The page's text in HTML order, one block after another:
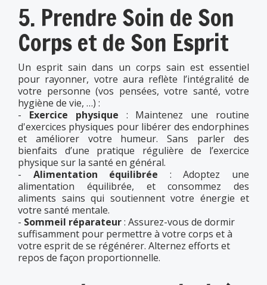
5. Prendre Soin de Son
Corps et de Son Esprit
Un esprit sain dans un corps sain est essentiel
pour rayonner, votre aura reflète l’intégralité de
votre personne (vos pensées, votre santé, votre
hygiène de vie, …) :
- Exercice physique : Maintenez une routine
d'exercices physiques pour libérer des endorphines
et améliorer votre humeur. Sans parler des
bienfaits d’une pratique régulière de l’exercice
physique sur la santé en général.
- Alimentation équilibrée : Adoptez une
alimentation équilibrée, et consommez des
aliments sains qui soutiennent votre énergie et
votre santé mentale.
- Sommeil réparateur: Assurez-vous de dormir
suffisamment pour permettre à votre corps et à
votre esprit de se régénérer. Alternez efforts et
repos de façon proportionnelle.